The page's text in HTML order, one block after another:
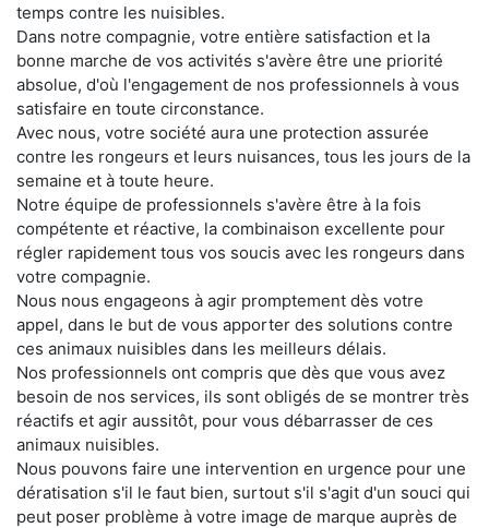
temps contre les nuisibles.
Dans notre compagnie, votre entière satisfaction et la
bonne marche de vos activités s'avère être une priorité
absolue, d'où l'engagement de nos professionnels à vous
satisfaire en toute circonstance.
Avec nous, votre société aura une protection assurée
contre les rongeurs et leurs nuisances, tous les jours de la
semaine et à toute heure.
Notre équipe de professionnels s'avère être à la fois
compétente et réactive, la combinaison excellente pour
régler rapidement tous vos soucis avec les rongeurs dans
votre compagnie.
Nous nous engageons à agir promptement dès votre
appel, dans le but de vous apporter des solutions contre
ces animaux nuisibles dans les meilleurs délais.
Nos professionnels ont compris que dès que vous avez
besoin de nos services, ils sont obligés de se montrer très
réactifs et agir aussitôt, pour vous débarrasser de ces
animaux nuisibles.
Nous pouvons faire une intervention en urgence pour une
dératisation s'il le faut bien, surtout s'il s'agit d'un souci qui
peut poser problème à votre image de marque auprès de